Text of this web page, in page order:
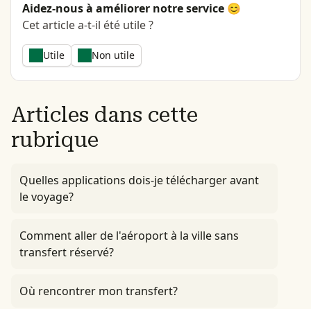
Aidez-nous à améliorer notre service 😊
Cet article a-t-il été utile ?
Utile Non utile
Articles dans cette
rubrique
Quelles applications dois-je télécharger avant
le voyage?
Comment aller de l'aéroport à la ville sans
transfert réservé?
Où rencontrer mon transfert?